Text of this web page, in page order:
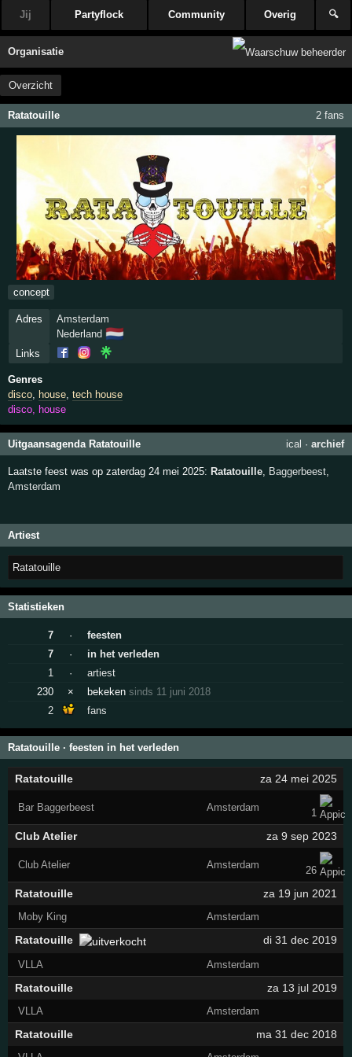
Jij Partyflock Community Overig 🔍
Organisatie
Overzicht
Ratatouille 2 fans
concept
Adres
Amsterdam
Nederland 🇳🇱
Links
Genres
disco
house ,tech house
disco, house
Uitgaansagenda Ratatouille ical · archief
Laatste feest was op zaterdag 24 mei 2025:Ratatouille Baggerbeest
Amsterdam
Artiest
Ratatouille
Statistieken
7 ·
feesten
7
·
in het verleden
1
·
artiest
230
× bekekensinds 11 juni 2018
2
fans
Ratatouille · feesten in het verleden
Ratatouille za 24 mei 2025
Bar Baggerbeest Amsterdam 1
Club Atelier za 9 sep 2023
Club Atelier Amsterdam 26
Ratatouille za 19 jun 2021
Moby King Amsterdam
Ratatouille di 31 dec 2019
VLLA Amsterdam
Ratatouille za 13 jul 2019
VLLA Amsterdam
Ratatouille ma 31 dec 2018